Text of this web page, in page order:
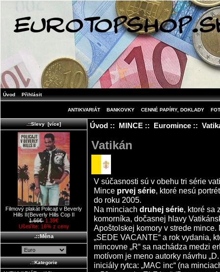
Úvod Přihlásit
ANTIKVARIÁT BANKOVKY CENNÉ PAPÍRY, DOKLADY
.::Slevy [více]
Filmový plakát Policajt v Beverly
Hills II(Beverly Hills Cop II
1.66€ 1.39€
Ušetříte: 16% z ceny
.::Měna
.::Kategorie
Úvod:: MINCE:: Euromince::
Vatikán
V súčasnosti sú v obehu tri série
Mince prvej série , ktoré nesú
do roku 2005.
Na minciach druhej série , ktoré
komorníka, dočasnej hlavy
Apoštolskej komory v strede
„SEDE VACANTE“ a rok vydania,
mincovne „R“ sa nachádza medzi
motívom je meno autorky návrhu
iniciály rytca: „MAC inc“ (na